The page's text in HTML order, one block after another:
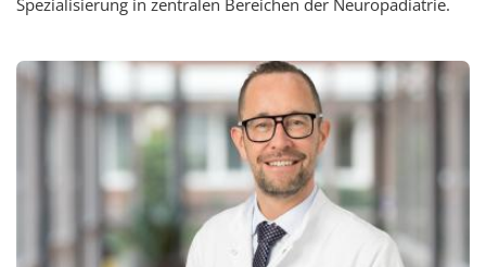
Spezialisierung in zentralen Bereichen der Neuropädiatrie.